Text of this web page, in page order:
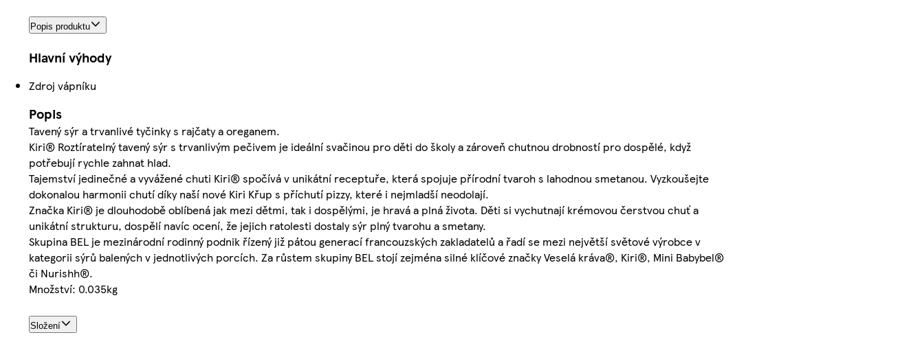
Popis produktu
Hlavní výhody
Zdroj vápníku
Popis
Tavený sýr a trvanlivé tyčinky s rajčaty a oreganem.
Kiri® Roztíratelný tavený sýr s trvanlivým pečivem je ideální svačinou pro děti do školy a zároveň chutnou drobností pro dospělé, když
potřebují rychle zahnat hlad.
Tajemství jedinečné a vyvážené chuti Kiri® spočívá v unikátní receptuře, která spojuje přírodní tvaroh s lahodnou smetanou. Vyzkoušejte
dokonalou harmonii chutí díky naší nové Kiri Křup s příchutí pizzy, které i nejmladší neodolají.
Značka Kiri® je dlouhodobě oblíbená jak mezi dětmi, tak i dospělými, je hravá a plná života. Děti si vychutnají krémovou čerstvou chuť a
unikátní strukturu, dospělí navíc ocení, že jejich ratolesti dostaly sýr plný tvarohu a smetany.
Skupina BEL je mezinárodní rodinný podnik řízený již pátou generací francouzských zakladatelů a řadí se mezi největší světové výrobce v
kategorii sýrů balených v jednotlivých porcích. Za růstem skupiny BEL stojí zejména silné klíčové značky Veselá kráva®, Kiri®, Mini Babybel®
či Nurishh®.
Množství: 0.035kg
Složení